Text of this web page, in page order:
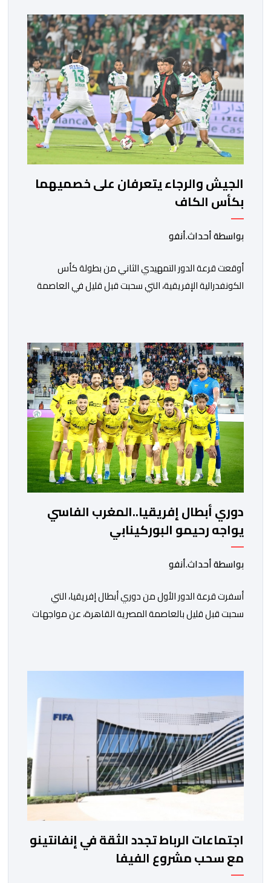
الجيش والرجاء يتعرفان على خصميهما
بكأس الكاف
بواسطة أحداث.أنفو
أوقعت قرعة الدور التمهيدي الثاني من بطولة كأس
الكونفدرالية الإفريقية، التي سحبت قبل قليل في العاصمة
ووسط القارة. ​وسيكون نادي الرجاء الرياضي على موعد مع
مواجهة المتأهل من المباراة التي تجمع بين إيل كانيمي
واريورز النيجيري ونادي أوديب ممثل […]
دوري أبطال إفريقيا..المغرب الفاسي
يواجه رحيمو البوركينابي
بواسطة أحداث.أنفو
أسفرت قرعة الدور الأول من دوري أبطال إفريقيا، التي
سحبت قبل قليل بالعاصمة المصرية القاهرة، عن مواجهات
نهضة بركان على موعد في هذا الدور مع الفائز من المباراة
الغامبي، حيث يطمح الفريق […]
اجتماعات الرباط تجدد الثقة في إنفانتينو
مع سحب مشروع الفيفا